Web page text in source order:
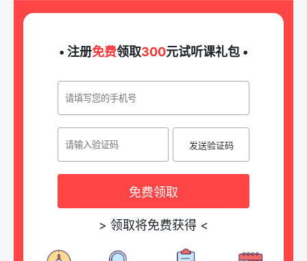
• 注册免费领取300元试听课礼包 •
发送验证码
免费领取
> 领取将免费获得 <